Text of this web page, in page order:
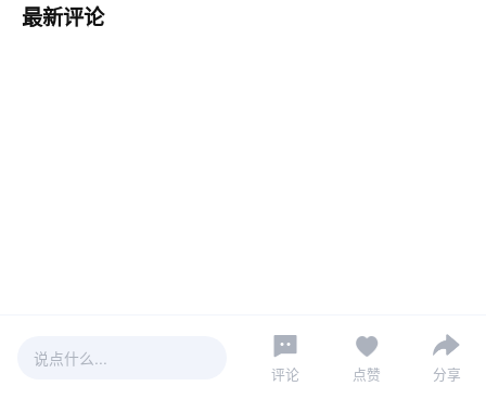
最新评论
说点什么...
评论 点赞 分享